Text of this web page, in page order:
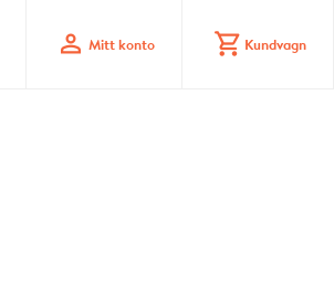
profile Mitt konto shopping_cart Kundvagn